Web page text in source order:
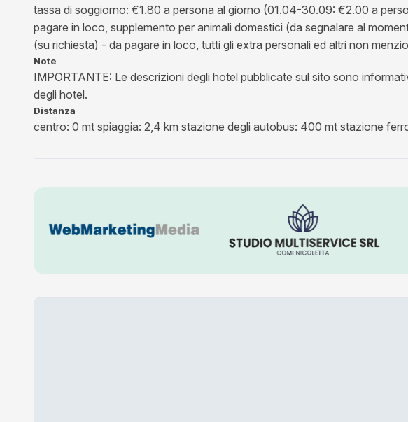
tassa di soggiorno: €1.80 a persona al giorno (01.04-30.09: €2.00 a
pagare in loco, supplemento per animali domestici (da segnalare al
(su richiesta) - da pagare in loco, tutti gli extra personali ed altri non
Note
IMPORTANTE: Le descrizioni degli hotel pubblicate sul sito sono
degli hotel.
Distanza
centro: 0 mt spiaggia: 2,4 km stazione degli autobus: 400 mt stazione